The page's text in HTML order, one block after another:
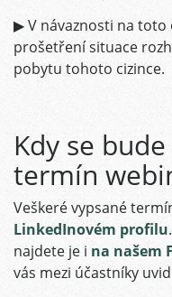
▶ V návaznosti na toto
prošetření situace
pobytu tohoto cizince.
Kdy se
termín
Veškeré vypsané
LinkedInovém profilu
najdete je i na našem
vás mezi účastníky